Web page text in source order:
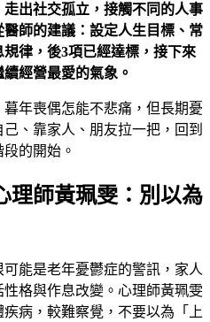
出社交孤立，接觸不同的人事
師的建議：設定人生目標、常
律，後3項已經達標，接下來
經營最愛的氣象。
年喪偶怎能不悲痛，但長期憂
、靠家人、朋友拉一把，回到
的開始。
理師黃珮雯：別以為
能是老年憂鬱症的警訊，家人
格與作息改變。心理師黃珮雯
病，較難察覺，不要以為「上